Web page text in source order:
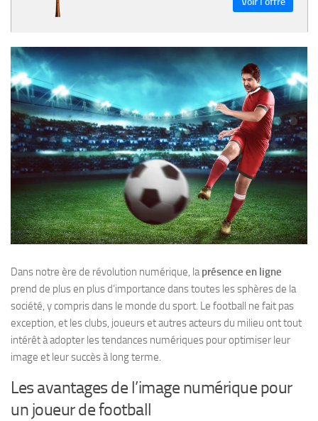
Dans notre ère de révolution numérique, laprésence en ligne
prend de plus en plus d’importance dans toutes les sphères de la
société, y compris dans le monde du sport. Le football ne fait pas
exception, et les clubs, joueurs et autres acteurs du milieu ont tout
intérêt à adopter les tendances numériques pour optimiser leur
image et leur succès à long terme.
Les avantages de l’image numérique pour
un joueur de football